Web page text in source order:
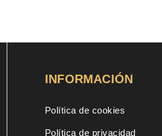
INFORMACIÓN
Política de cookies
Política de privacidad